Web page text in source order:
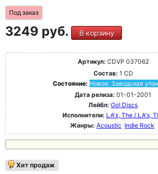
Под заказ
3249 руб. В корзину
Артикул: CDVP 037062
Состав: 1 CD
Состояние: Новое. Заводская
Дата релиза: 01-01-2001
Лейбл: Go! Discs
Исполнители: LA's, The / LA's,
Жанры: Acoustic Indie Rock
Хит продаж